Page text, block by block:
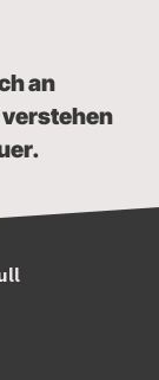
an
verstehen